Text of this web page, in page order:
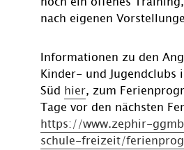
nach eigenen
Informationen zu den
Kinder- und
Süd hier, zum
Tage vor den nächsten
https://www.zephir-
schule-freizeit/